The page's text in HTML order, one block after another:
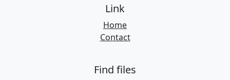
Link
Home
Contact
Find files